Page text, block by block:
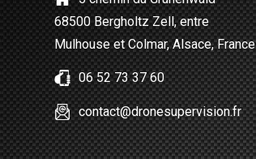
68500 Bergholtz Zell, entre
Mulhouse et Colmar, Alsace, France
06 52 73 37 60
contact@dronesupervision.fr